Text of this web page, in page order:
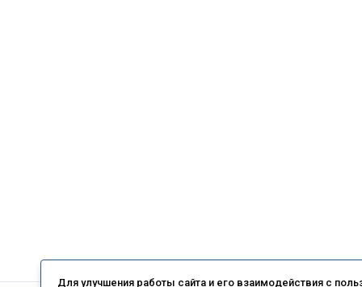
Для улучшения работы сайта и его взаимодействия с